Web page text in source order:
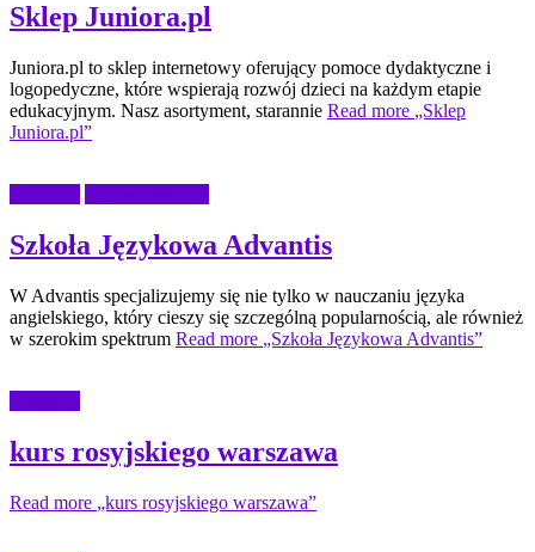
Sklep Juniora.pl
Juniora.pl to sklep internetowy oferujący pomoce dydaktyczne i
logopedyczne, które wspierają rozwój dzieci na każdym etapie
edukacyjnym. Nasz asortyment, starannie Read more „Sklep
Juniora.pl”
Szkoła Językowa Advantis
W Advantis specjalizujemy się nie tylko w nauczaniu języka
angielskiego, który cieszy się szczególną popularnością, ale również
w szerokim spektrum Read more „Szkoła Językowa Advantis”
kurs rosyjskiego warszawa
Read more „kurs rosyjskiego warszawa”